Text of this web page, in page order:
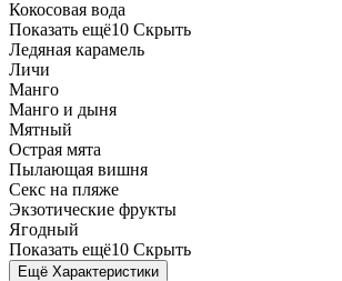
Кокосовая вода
Показать ещё10 Скрыть
Ледяная карамель
Личи
Манго
Манго и дыня
Мятный
Острая мята
Пылающая вишня
Секс на пляже
Экзотические фрукты
Ягодный
Показать ещё10 Скрыть
Ещё Характеристики